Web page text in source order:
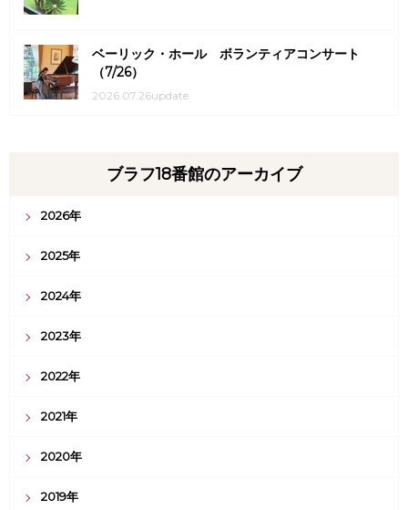
ベーリック・ホール ボランティアコンサート
（7/26）
2026.07.26update
ブラフ18番館のアーカイブ
2026年
2025年
2024年
2023年
2022年
2021年
2020年
2019年